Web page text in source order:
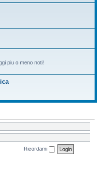
piu o meno noti!
Ricordami